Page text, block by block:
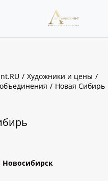
Художники и цены
Новая Сибирь
Новосибирск